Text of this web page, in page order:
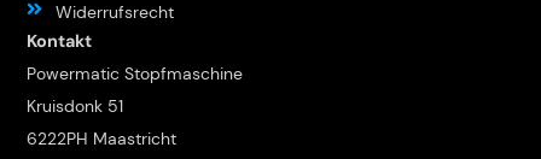
Widerrufsrecht
Kontakt
Powermatic Stopfmaschine
Kruisdonk 51
6222PH Maastricht